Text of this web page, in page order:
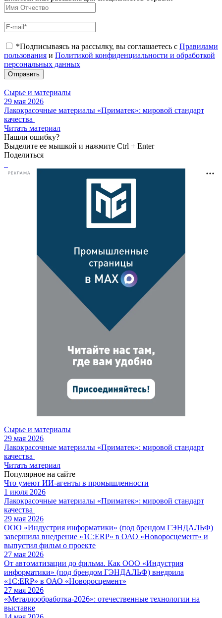
*Подписываясь на рассылку, вы соглашаетесь с Правилами
пользования и Политикой конфиденциальности и обработкой
персональных данных
Отправить
Сырье и материалы
29 мая 2026
Лакокрасочные материалы «Приматек»: мировой стандарт
качества
Читать материал
Нашли ошибку?
Выделите ее мышкой и нажмите Ctrl + Enter
Поделиться
РЕКЛАМА
Сырье и материалы
29 мая 2026
Лакокрасочные материалы «Приматек»: мировой стандарт
качества
Читать материал
Популярное на сайте
Что умеют ИИ-агенты в промышленности
1 июля 2026
Лакокрасочные материалы «Приматек»: мировой стандарт
качества
29 мая 2026
ООО «Индустрия информатики» (под брендом ГЭНДАЛЬФ)
завершила внедрение «1С:ERP» в ОАО «Новоросцемент» и
выпустил фильм о проекте
27 мая 2026
От автоматизации до фильма. Как ООО «Индустрия
информатики» (под брендом ГЭНДАЛЬФ) внедрила
«1С:ERP» в ОАО «Новоросцемент»
27 мая 2026
«Металлообработка-2026»: отечественные технологии на
выставке